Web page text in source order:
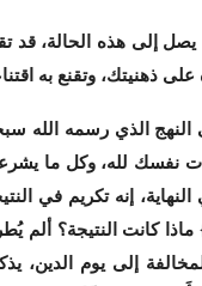
يصل إلى هذه الحالة، قد
على ذهنيتك، وتقنع به
الذي رسمه الله
نفسك لله، وكل ما
إنه تكريم في
كانت النتيجة؟ ألم
إلى يوم الدين،